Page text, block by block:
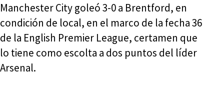
Manchester City goleó 3-0 a Brentford, en
condición de local, en el marco de la fecha 36
de la English Premier League, certamen que
lo tiene como escolta a dos puntos del líder
Arsenal.